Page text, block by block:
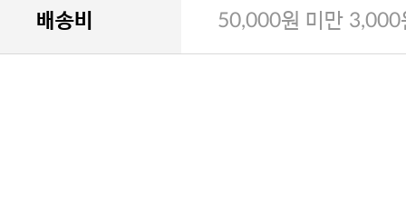
배송비 50,000원 미만 3,000